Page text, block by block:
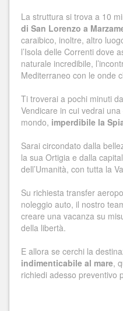
La struttura si trova a 10
di San Lorenzo a
caraibico, inoltre, altro
l’Isola delle Correnti dove
naturale incredibile,
Mediterraneo con le onde
Ti troverai a pochi minuti
Vendicare in cui vedrai
mondo, imperdibile la
Sarai circondato dalla
la sua Ortigia e dalla
dell’Umanità, con tutta la
Su richiesta transfer
noleggio auto, il nostro
creare una vacanza su
della libertà.
E allora se cerchi la
indimenticabile al mare,
richiedi adesso preventivo